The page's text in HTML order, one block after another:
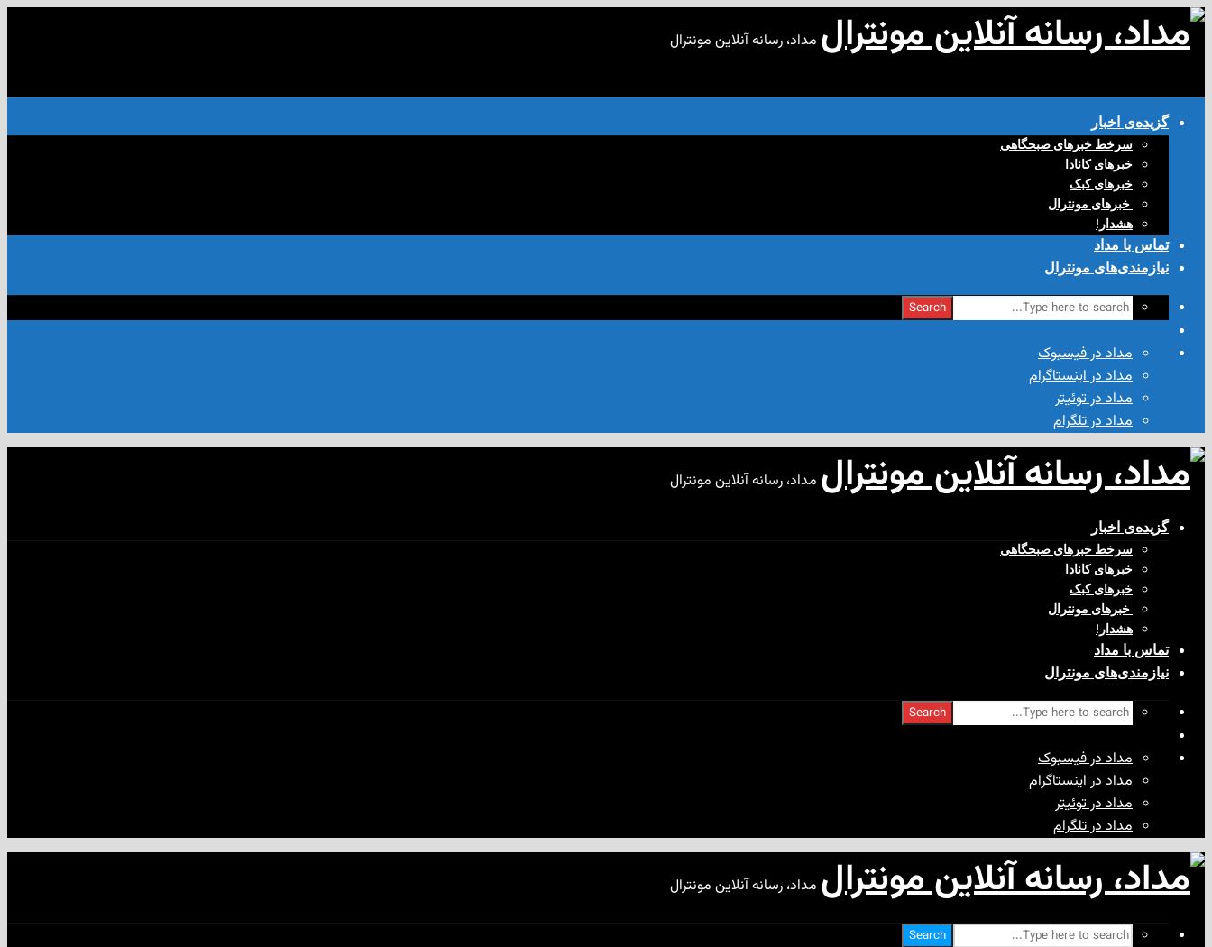
مداد، رسانه آنلاین مونترال
گزیده‌ی‌ اخبار
سرخط خبرهای صبحگاهی
خبرهای کانادا
خبرهای کبک
‌ خبرهای مونترال
هشدار!
تماس با مداد
نیازمندی‌های مونترال
Search
مداد در فیسبوک
مداد در اینستاگرام
مداد در توئیتر
مداد در تلگرام
مداد، رسانه آنلاین مونترال
گزیده‌ی‌ اخبار
سرخط خبرهای صبحگاهی
خبرهای کانادا
خبرهای کبک
‌ خبرهای مونترال
هشدار!
تماس با مداد
نیازمندی‌های مونترال
Search
مداد در فیسبوک
مداد در اینستاگرام
مداد در توئیتر
مداد در تلگرام
مداد، رسانه آنلاین مونترال
Search